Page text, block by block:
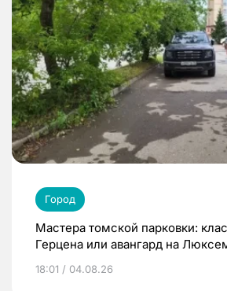
Город
Мастера томской парковки:
Герцена или авангард на
18:01 / 04.08.26